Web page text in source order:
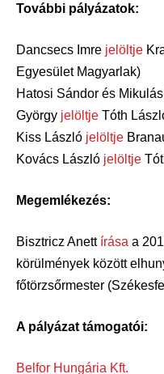
További pályázatok:
Dancsecs Imre jelöltje
Egyesület Magyarlak)
Hatosi Sándor és
György jelöltje Tóth
Kiss László jelöltje
Kovács László jelöltje
Megemlékezés:
Bisztricz Anett írása a
körülmények között
főtörzsőrmester
A pályázat támogatói:
Belfor Hungária Kft.